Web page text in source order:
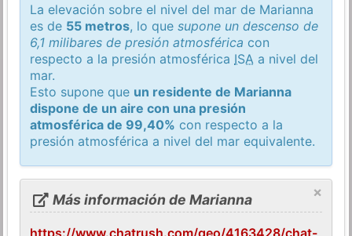
La elevación sobre el nivel del mar de Marianna
es de 55 metros, lo quesupone un descenso de
6,1 milibares de presión atmosférica con
respecto a la presión atmosférica ISA a nivel del
mar.
Esto supone que un residente de Marianna
dispone de un aire con una presión
atmosférica de 99,40% con respecto a la
presión atmosférica a nivel del mar equivalente.
×
Más información de Marianna
https://www.chatrush.com/geo/4163428/chat-